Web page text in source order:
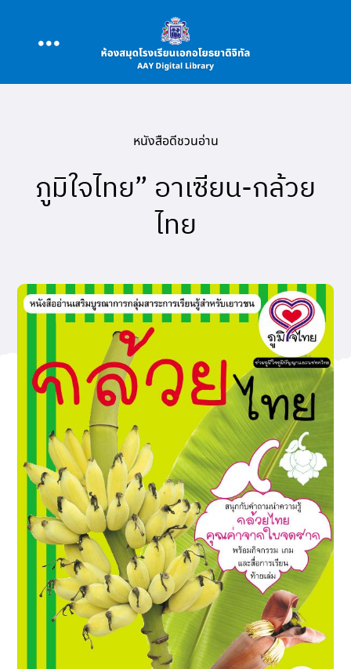
Toggle
หนังสือ/สื่อการเรียนการสอน
แหล่งสืบค้น
ศูนย์ AAY
ติดต่อโรงเรียน
หนังสือดีชวนอ่าน
ภูมิใจไทย” อาเซียน-กล้วย
ไทย